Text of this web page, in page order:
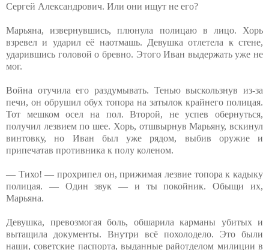
Сергей Александрович. Или они ищут не его?
Марьяна, извернувшись, плюнула полицаю в лицо. Хорь
взревел и ударил её наотмашь. Девушка отлетела к стене,
ударившись головой о бревно. Этого Иван выдержать уже не
мог.
Война отучила его раздумывать. Тенью выскользнув из-за
печи, он обрушил обух топора на затылок крайнего полицая.
Тот мешком осел на пол. Второй, не успев обернуться,
получил лезвием по шее. Хорь, отшвырнув Марьяну, вскинул
винтовку, но Иван был уже рядом, выбив оружие и
припечатав противника к полу коленом.
— Тихо! — прохрипел он, прижимая лезвие топора к кадыку
полицая. — Один звук — и ты покойник. Обыщи их,
Марьяна.
Девушка, превозмогая боль, обшарила карманы убитых и
вытащила документы. Внутри всё похолодело. Это были
наши, советские паспорта, выданные райотделом милиции в